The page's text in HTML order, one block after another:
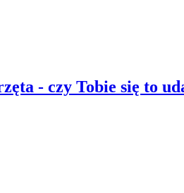
- czy Tobie się to